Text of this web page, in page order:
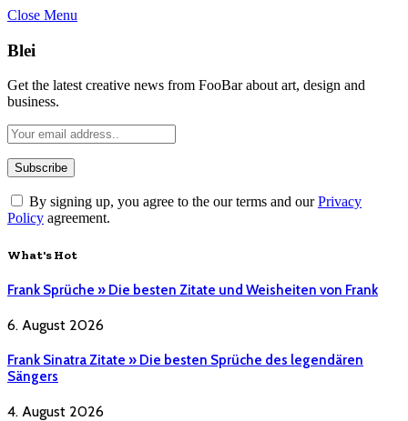
Close Menu
Blei
Get the latest creative news from FooBar about art, design and
business.
By signing up, you agree to the our terms and ourPrivacy
Policy agreement.
What's Hot
Frank Sprüche » Die besten Zitate und Weisheiten von Frank
6. August 2026
Frank Sinatra Zitate » Die besten Sprüche des legendären
Sängers
4. August 2026